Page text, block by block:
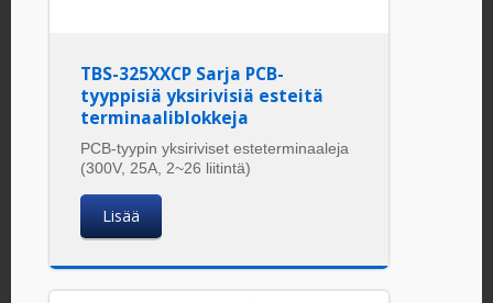
TBS-325XXCP Sarja PCB-
tyyppisiä yksirivisiä esteitä
terminaaliblokkeja
PCB-tyypin yksiriviset esteterminaaleja
(300V, 25A, 2~26 liitintä)
Lisää